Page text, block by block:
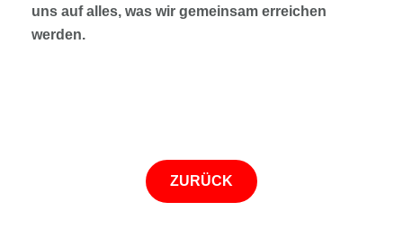
uns auf alles, was wir gemeinsam erreichen
werden.
ZURÜCK